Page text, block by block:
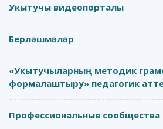
Укытучы видеопорталы
Берләшмәләр
«Укытучыларның методик
формалаштыру» педагогик
Профессиональные сообщества